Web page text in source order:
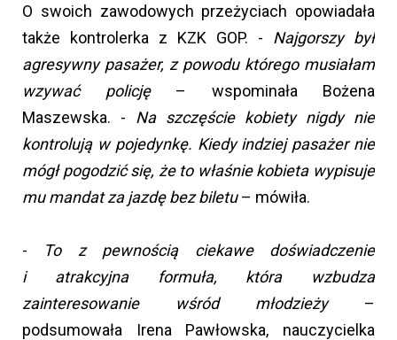
O swoich zawodowych przeżyciach opowiadała
także kontrolerka z KZK GOP. - Najgorszy był
agresywny pasażer, z powodu którego musiałam
wzywać policję– wspominała Bożena
Maszewska. - Na szczęście kobiety nigdy nie
kontrolują w pojedynkę. Kiedy indziej pasażer nie
mógł pogodzić się, że to właśnie kobieta wypisuje
mu mandat za jazdę bez biletu– mówiła.
-
To z pewnością ciekawe doświadczenie
i atrakcyjna formuła, która wzbudza
zainteresowanie wśród młodzieży–
podsumowała Irena Pawłowska, nauczycielka